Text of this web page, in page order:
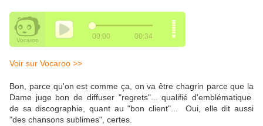
Voir sur Vocaroo >>
Bon, parce qu'on est comme ça, on va être chagrin parce que la
Dame juge bon de diffuser "regrets"... qualifié d'emblématique
de sa discographie, quant au "bon client"... Oui, elle dit aussi
"des chansons sublimes", certes.